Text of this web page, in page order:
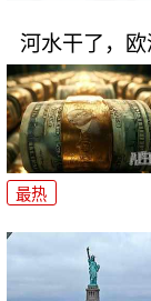
河水干了，欧
最热